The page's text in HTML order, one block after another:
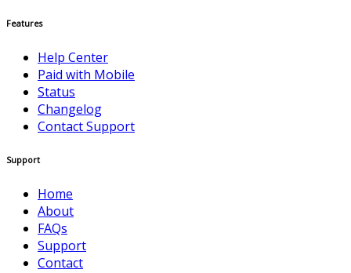
Features
Help Center
Paid with Mobile
Status
Changelog
Contact Support
Support
Home
About
FAQs
Support
Contact